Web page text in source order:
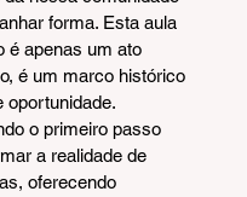
forma. Esta aula
é apenas um ato
é um marco histórico
oportunidade.
o primeiro passo
a realidade de
oferecendo